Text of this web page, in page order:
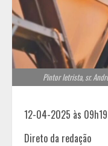
Pintor letrista, sr.
12-04-2025 às 09h19
Direto da redação